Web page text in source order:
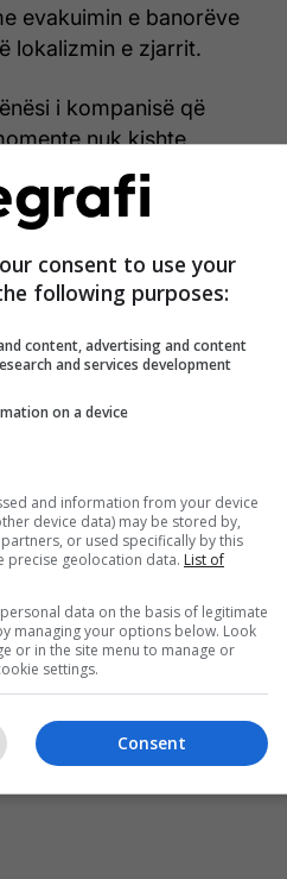
evakuimin e banorëve
lokalizmin e zjarrit.
i kompanisë që
nuk kishte
te shpërthimi i
alarmoi autoritetet e
consent to use your
following purposes:
content, advertising and content
and services development
on a device
and information from your device
device data) may be stored by,
or used specifically by this
precise geolocation data. List of
data on the basis of legitimate
managing your options below. Look
or in the site menu to manage or
settings.
Consent